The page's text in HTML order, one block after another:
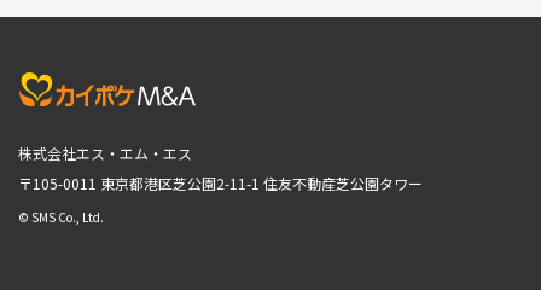
株式会社エス・エム・エス
〒105-0011 東京都港区芝公園2-11-1 住友不動産芝公園タワー
© SMS Co., Ltd.